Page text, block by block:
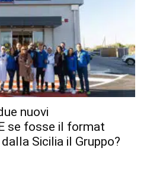
nuovi
se fosse il format
Sicilia il Gruppo?